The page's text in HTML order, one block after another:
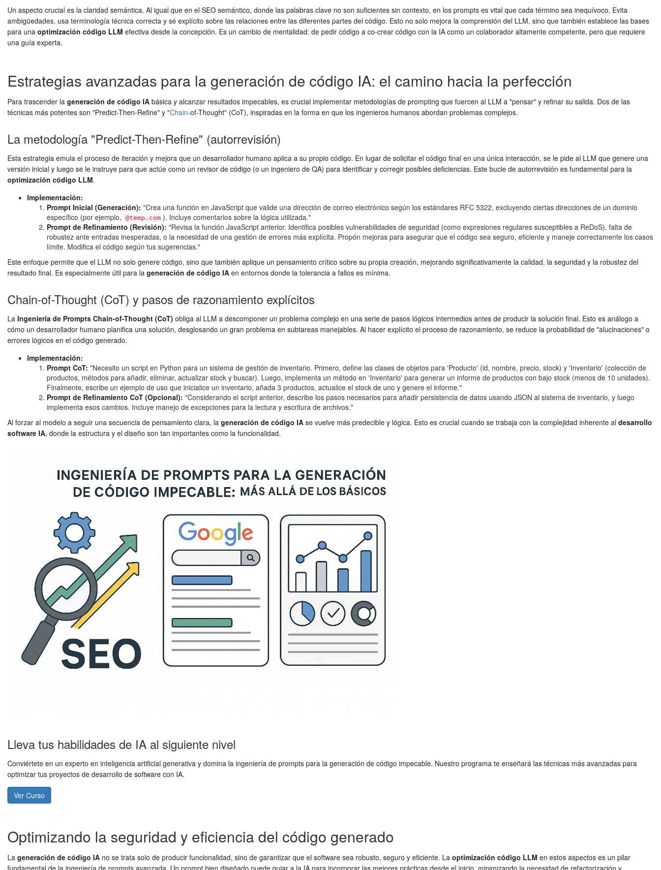
Un aspecto crucial es la claridad semántica. Al igual que en el SEO semántico, donde las palabras clave no son suficientes sin contexto, en los prompts es vital que cada término sea inequívoco. Evita
ambigüedades, usa terminología técnica correcta y sé explícito sobre las relaciones entre las diferentes partes del código. Esto no solo mejora la comprensión del LLM, sino que también establece las bases
para una optimización código LLM efectiva desde la concepción. Es un cambio de mentalidad: de pedir código a co-crear código con la IA como un colaborador altamente competente, pero que requiere
una guía experta.
Estrategias avanzadas para la generación de código IA: el camino hacia la perfección
Para trascender la generación de código IA básica y alcanzar resultados impecables, es crucial implementar metodologías de prompting que fuercen al LLM a "pensar" y refinar su salida. Dos de las
técnicas más potentes son "Predict-Then-Refine" y "Chain-of-Thought" (CoT), inspiradas en la forma en que los ingenieros humanos abordan problemas complejos.
La metodología "Predict-Then-Refine" (autorrevisión)
Esta estrategia emula el proceso de iteración y mejora que un desarrollador humano aplica a su propio código. En lugar de solicitar el código final en una única interacción, se le pide al LLM que genere una
versión inicial y luego se le instruye para que actúe como un revisor de código (o un ingeniero de QA) para identificar y corregir posibles deficiencias. Este bucle de autorrevisión es fundamental para la
optimización código LLM.
Implementación:
Prompt Inicial (Generación): "Crea una función en JavaScript que valide una dirección de correo electrónico según los estándares RFC 5322, excluyendo ciertas direcciones de un dominio
específico (por ejemplo, @temp.com ). Incluye comentarios sobre la lógica utilizada."
Prompt de Refinamiento (Revisión): "Revisa la función JavaScript anterior. Identifica posibles vulnerabilidades de seguridad (como expresiones regulares susceptibles a ReDoS), falta de
robustez ante entradas inesperadas, o la necesidad de una gestión de errores más explícita. Propón mejoras para asegurar que el código sea seguro, eficiente y maneje correctamente los casos
límite. Modifica el código según tus sugerencias."
Este enfoque permite que el LLM no solo genere código, sino que también aplique un pensamiento crítico sobre su propia creación, mejorando significativamente la calidad, la seguridad y la robustez del
resultado final. Es especialmente útil para la generación de código IA en entornos donde la tolerancia a fallos es mínima.
Chain-of-Thought (CoT) y pasos de razonamiento explícitos
La Ingeniería de Prompts Chain-of-Thought (CoT) obliga al LLM a descomponer un problema complejo en una serie de pasos lógicos intermedios antes de producir la solución final. Esto es análogo a
cómo un desarrollador humano planifica una solución, desglosando un gran problema en subtareas manejables. Al hacer explícito el proceso de razonamiento, se reduce la probabilidad de "alucinaciones" o
errores lógicos en el código generado.
Implementación:
Prompt CoT: "Necesito un script en Python para un sistema de gestión de inventario. Primero, define las clases de objetos para 'Producto' (id, nombre, precio, stock) y 'Inventario' (colección de
productos, métodos para añadir, eliminar, actualizar stock y buscar). Luego, implementa un método en 'Inventario' para generar un informe de productos con bajo stock (menos de 10 unidades).
Finalmente, escribe un ejemplo de uso que inicialice un inventario, añada 3 productos, actualice el stock de uno y genere el informe."
Prompt de Refinamiento CoT (Opcional): "Considerando el script anterior, describe los pasos necesarios para añadir persistencia de datos usando JSON al sistema de inventario, y luego
implementa esos cambios. Incluye manejo de excepciones para la lectura y escritura de archivos."
Al forzar al modelo a seguir una secuencia de pensamiento clara, la generación de código IA se vuelve más predecible y lógica. Esto es crucial cuando se trabaja con la complejidad inherente al desarrollo
software IA, donde la estructura y el diseño son tan importantes como la funcionalidad.
Lleva tus habilidades de IA al siguiente nivel
Conviértete en un experto en inteligencia artificial generativa y domina la ingeniería de prompts para la generación de código impecable. Nuestro programa te enseñará las técnicas más avanzadas para
optimizar tus proyectos de desarrollo de software con IA.
Ver Curso
Optimizando la seguridad y eficiencia del código generado
La generación de código IA no se trata solo de producir funcionalidad, sino de garantizar que el software sea robusto, seguro y eficiente. La optimización código LLM en estos aspectos es un pilar